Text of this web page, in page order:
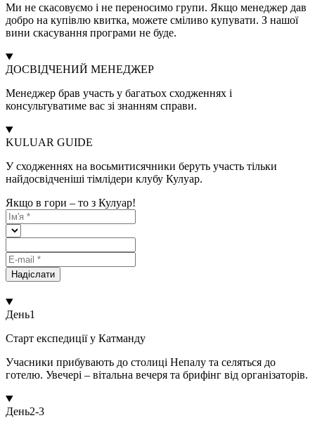
Ми не скасовуємо і не переносимо групи. Якщо менеджер дав
добро на купівлю квитка, можете сміливо купувати. З нашої
вини скасування програми не буде.
ДОСВІДЧЕНИЙ МЕНЕДЖЕР
Менеджер брав участь у багатьох сходженнях і
консультуватиме вас зі знанням справи.
KULUAR GUIDE
У сходженнях на восьмитисячники беруть участь тільки
найдосвідченіші тімлідери клубу Кулуар.
Якщо в гори – то з Кулуар!
Надіслати
День1
Старт експедиції у Катманду
Учасники прибувають до столиці Непалу та селяться до
готелю. Увечері – вітальна вечеря та брифінг від організаторів.
День2-3